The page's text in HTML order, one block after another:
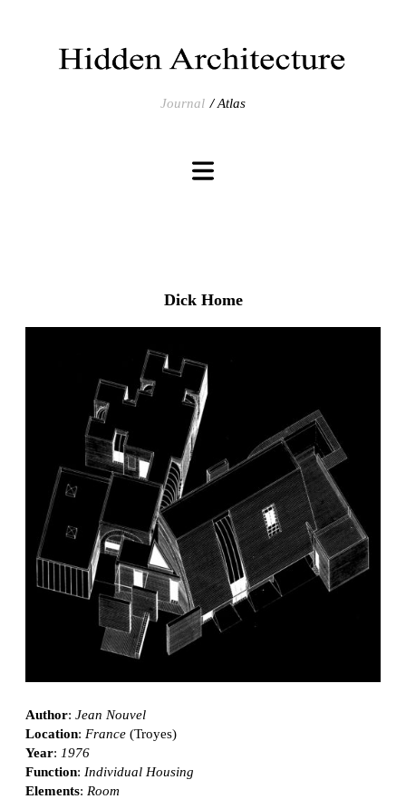
Journal Atlas
Dick Home
Author: Jean Nouvel
Location: France (Troyes)
Year: 1976
Function: Individual Housing
Elements: Room